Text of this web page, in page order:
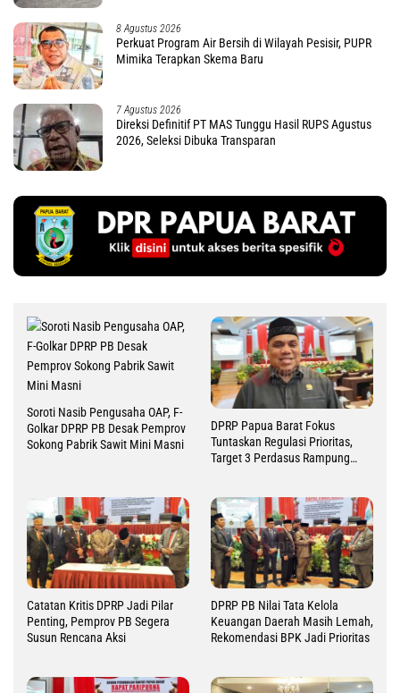
8 Agustus 2026
Perkuat Program Air Bersih di Wilayah Pesisir, PUPR
Mimika Terapkan Skema Baru
7 Agustus 2026
Direksi Definitif PT MAS Tunggu Hasil RUPS Agustus
2026, Seleksi Dibuka Transparan
Soroti Nasib Pengusaha OAP, F-
Golkar DPRP PB Desak Pemprov
Sokong Pabrik Sawit Mini Masni
DPRP Papua Barat Fokus
Tuntaskan Regulasi Prioritas,
Target 3 Perdasus Rampung
Catatan Kritis DPRP Jadi Pilar
Penting, Pemprov PB Segera
Susun Rencana Aksi
DPRP PB Nilai Tata Kelola
Keuangan Daerah Masih Lemah,
Rekomendasi BPK Jadi Prioritas